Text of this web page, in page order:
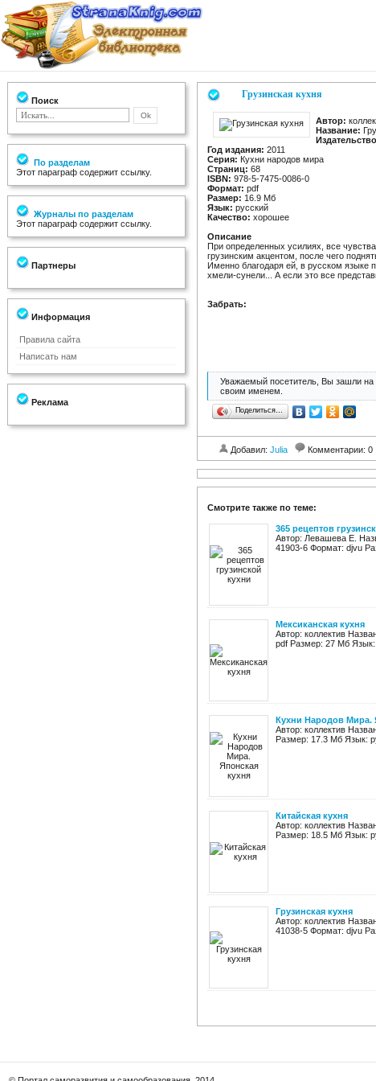
Поиск
По разделам
Этот параграф содержит ссылку.
Журналы по разделам
Этот параграф содержит ссылку.
Партнеры
Информация
Правила сайта
Написать нам
Реклама
Грузинская кухня
Автор:
Название:
Год издания: 2011
Серия: Кухни народов мира
Страниц: 68
ISBN: 978-5-7475-0086-0
Формат: pdf
Размер: 16.9 Мб
Язык: русский
Качество: хорошее
Описание
При определенных усилиях, все
грузинским акцентом, после чего
Именно благодаря ей, в русском языке
хмели-сунели... А если это все
Забрать:
Уважаемый посетитель, Вы зашли на
своим именем.
Поделиться…
Добавил: Julia Комментарии: 0
Смотрите также по теме:
365 рецептов
Автор: Левашева Е.
41903-6 Формат: djvu
Мексиканская кухня
Автор: коллектив
pdf Размер: 27 Мб Язык:
Кухни Народов Мира.
Автор: коллектив
Размер: 17.3 Мб Язык:
Китайская кухня
Автор: коллектив
Размер: 18.5 Мб Язык:
Грузинская кухня
Автор: коллектив
41038-5 Формат: djvu